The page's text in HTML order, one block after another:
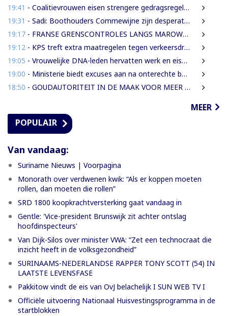
19:41 - Coalitievrouwen eisen strengere gedragsregels in DNA na uitspraak Van Samson
19:31 - Sadi: Boothouders Commewijne zijn desperate, wachten 6 jaren op tariefaanpassing
19:17 - FRANSE GRENSCONTROLES LANGS MAROWIJNERIVIER WEDEROM FORS AANGESCHERPT
19:12 - KPS treft extra maatregelen tegen verkeersdrukte binnenstad
19:05 - Vrouwelijke DNA-leden hervatten werk en eisen strengere gedragsregels na uitlating Van Samson
19:00 - Ministerie biedt excuses aan na onterechte beschuldigingen tegen IMEAO 2-directeur
18:50 - GOUDAUTORITEIT IN DE MAAK VOOR MEER ORDENING EN INKOMSTEN
MEER
POPULAIR
Van vandaag:
Suriname Nieuws | Voorpagina
Monorath over verdwenen kwik: “Als er koppen moeten
rollen, dan moeten die rollen”
SRD 1800 koopkrachtversterking gaat vandaag in
Gentle: 'Vice-president Brunswijk zit achter ontslag
hoofdinspecteurs'
Van Dijk-Silos over minister VWA: “Zet een technocraat die
inzicht heeft in de volksgezondheid”
SURINAAMS-NEDERLANDSE RAPPER TONY SCOTT (54) IN
LAATSTE LEVENSFASE
Pakkitow vindt de eis van OvJ belachelijk I SUN WEB TV I
Officiële uitvoering Nationaal Huisvestingsprogramma in de
startblokken